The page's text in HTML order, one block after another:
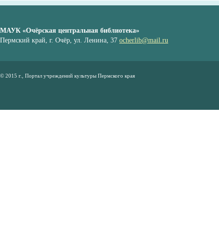
МАУК «Очёрская центральная библиотека»
Пермский край, г. Очёр, ул. Ленина, 37 ocherlib@mail.ru
© 2015 г., Портал учреждений культуры Пермского края